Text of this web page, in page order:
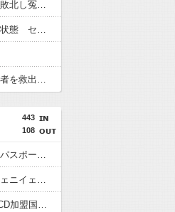
再審見直し法案、稲田朋美議員らが頑張るも敗北し冤罪当事者が失望する内容に終わる
高市総理の避難所訪問、北朝鮮将軍様の視察状態 セッティグされた場所に登場し 「ここは快適で至れり尽くせり、日本人で良かった」と賛美を受ける しかし他の避難所では…
熊本でベトナム人が他の日本人と協力し被災者を救出 →憂国者「助けたのは俺だ！！！この〇〇〇〇(差別的表現)！！！！」
443
108
「高収入」信じて東南アジア渡航後、携帯・パスポート奪われ監禁…韓国人の被害急増
「俺に韓国語で話すのか？」…警察を「ニイェニイェニイェ」とからかう韓国滞在外国人の投稿動画が物議
韓国で出生率が過去最低を更新「0.72」 OECD加盟国で唯一 1を下回る